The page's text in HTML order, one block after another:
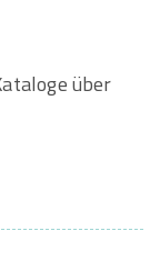
über